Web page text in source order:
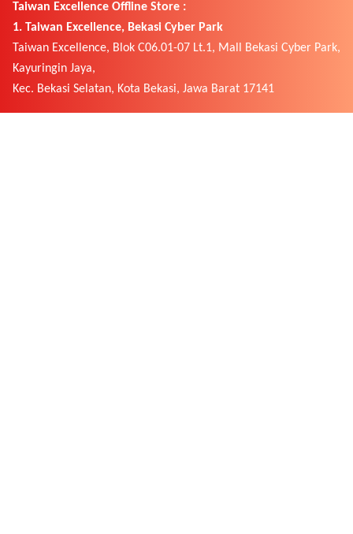
Taiwan Excellence Offline Store :
1. Taiwan Excellence, Bekasi Cyber Park
Taiwan Excellence, Blok C06.01-07 Lt.1, Mall Bekasi Cyber Park,
Kayuringin Jaya,
Kec. Bekasi Selatan, Kota Bekasi, Jawa Barat 17141